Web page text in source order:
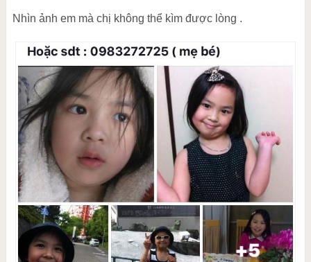
Nhìn ảnh em mà chị không thể kìm được lòng .